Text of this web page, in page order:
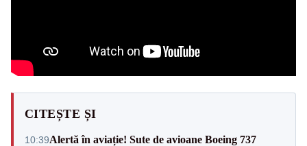
CITEȘTE ȘI
10:39Alertă în aviație! Sute de avioane Boeing 737